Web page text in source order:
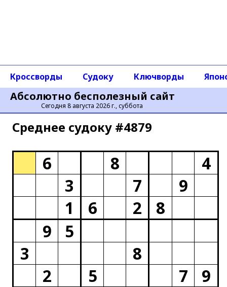
Абсолютно бесполезный сайт
Сегодня 8 августа 2026 г., суббота
Кроссворды Судоку Ключворды
Среднее cудоку #4879
6 8
4
3
7
9
1
6 2
8
9
5
3
8
2
5 7
9